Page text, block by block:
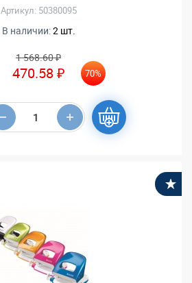
Артикул: 50380095
В наличии:2 шт.
1 568.60 ₽
470.58 ₽ 70%